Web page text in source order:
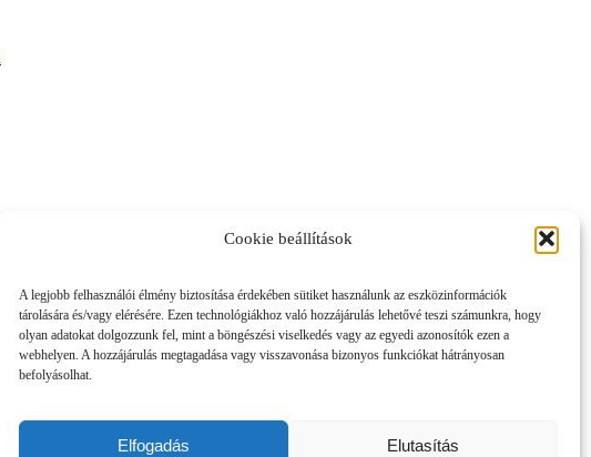
Cookie beállítások
A legjobb felhasználói élmény biztosítása érdekében sütiket használunk az eszközinformációk
tárolására és/vagy elérésére. Ezen technológiákhoz való hozzájárulás lehetővé teszi számunkra, hogy
olyan adatokat dolgozzunk fel, mint a böngészési viselkedés vagy az egyedi azonosítók ezen a
webhelyen. A hozzájárulás megtagadása vagy visszavonása bizonyos funkciókat hátrányosan
befolyásolhat.
Elfogadás Elutasítás